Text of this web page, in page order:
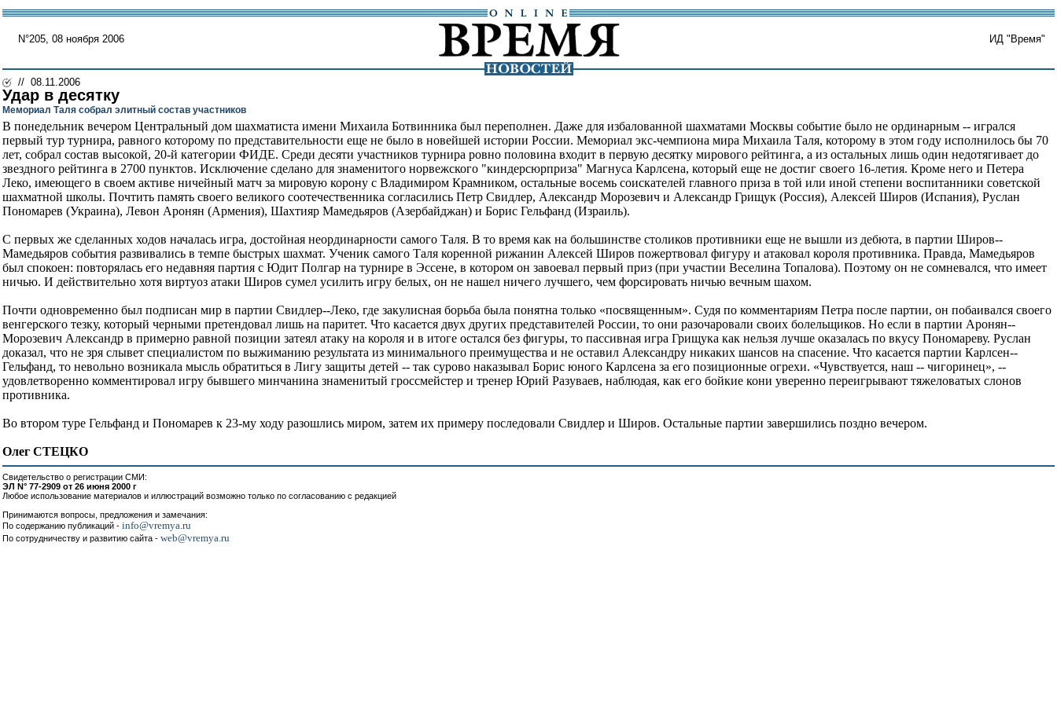
N°205, 08 ноября 2006 ИД "Время"
// 08.11.2006
Удар в десятку
Мемориал Таля собрал элитный состав участников
В понедельник вечером Центральный дом шахматиста имени Михаила Ботвинника был переполнен. Даже для избалованной шахматами Москвы событие было не ординарным -- игрался
первый тур турнира, равного которому по представительности еще не было в новейшей истории России. Мемориал экс-чемпиона мира Михаила Таля, которому в этом году исполнилось бы 70
лет, собрал состав высокой, 20-й категории ФИДЕ. Среди десяти участников турнира ровно половина входит в первую десятку мирового рейтинга, а из остальных лишь один недотягивает до
звездного рейтинга в 2700 пунктов. Исключение сделано для знаменитого норвежского "киндерсюрприза" Магнуса Карлсена, который еще не достиг своего 16-летия. Кроме него и Петера
Леко, имеющего в своем активе ничейный матч за мировую корону с Владимиром Крамником, остальные восемь соискателей главного приза в той или иной степени воспитанники советской
шахматной школы. Почтить память своего великого соотечественника согласились Петр Свидлер, Александр Морозевич и Александр Грищук (Россия), Алексей Широв (Испания), Руслан
Пономарев (Украина), Левон Аронян (Армения), Шахтияр Мамедьяров (Азербайджан) и Борис Гельфанд (Израиль).
С первых же сделанных ходов началась игра, достойная неординарности самого Таля. В то время как на большинстве столиков противники еще не вышли из дебюта, в партии Широв--
Мамедьяров события развивались в темпе быстрых шахмат. Ученик самого Таля коренной рижанин Алексей Широв пожертвовал фигуру и атаковал короля противника. Правда, Мамедьяров
был спокоен: повторялась его недавняя партия с Юдит Полгар на турнире в Эссене, в котором он завоевал первый приз (при участии Веселина Топалова). Поэтому он не сомневался, что имеет
ничью. И действительно хотя виртуоз атаки Широв сумел усилить игру белых, он не нашел ничего лучшего, чем форсировать ничью вечным шахом.
Почти одновременно был подписан мир в партии Свидлер--Леко, где закулисная борьба была понятна только «посвященным». Судя по комментариям Петра после партии, он побаивался своего
венгерского тезку, который черными претендовал лишь на паритет. Что касается двух других представителей России, то они разочаровали своих болельщиков. Но если в партии Аронян--
Морозевич Александр в примерно равной позиции затеял атаку на короля и в итоге остался без фигуры, то пассивная игра Грищука как нельзя лучше оказалась по вкусу Пономареву. Руслан
доказал, что не зря слывет специалистом по выжиманию результата из минимального преимущества и не оставил Александру никаких шансов на спасение. Что касается партии Карлсен--
Гельфанд, то невольно возникала мысль обратиться в Лигу защиты детей -- так сурово наказывал Борис юного Карлсена за его позиционные огрехи. «Чувствуется, наш -- чигоринец», --
удовлетворенно комментировал игру бывшего минчанина знаменитый гроссмейстер и тренер Юрий Разуваев, наблюдая, как его бойкие кони уверенно переигрывают тяжеловатых слонов
противника.
Во втором туре Гельфанд и Пономарев к 23-му ходу разошлись миром, затем их примеру последовали Свидлер и Широв. Остальные партии завершились поздно вечером.
Олег СТЕЦКО
Свидетельство о регистрации СМИ:
ЭЛ N° 77-2909 от 26 июня 2000 г
Любое использование материалов и иллюстраций возможно только по согласованию с редакцией
Принимаются вопросы, предложения и замечания:
По содержанию публикаций - info@vremya.ru
По сотрудничеству и развитию сайта - web@vremya.ru